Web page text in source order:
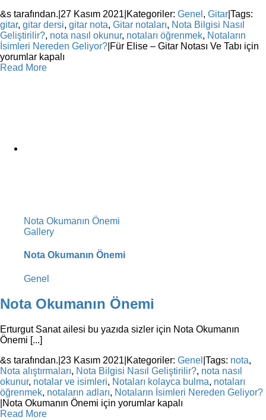
&s tarafından. 27 Kasım 2021 Kategoriler: Genel , Gitar Tags:
gitar, gitar dersi, gitar nota, Gitar notaları, Nota Bilgisi Nasıl
Geliştirilir?, nota nasıl okunur, notaları öğrenmek, Notaların
İsimleri Nereden Geliyor? Für Elise – Gitar Notası Ve Tabı için
yorumlar kapalı
Read More
Nota Okumanın Önemi
Gallery
Nota Okumanın Önemi
Genel
Nota Okumanın Önemi
Erturgut Sanat ailesi bu yazıda sizler için Nota Okumanın
Önemi [...]
&s tarafından. 23 Kasım 2021 Kategoriler: Genel Tags: nota,
Nota alıştırmaları, Nota Bilgisi Nasıl Geliştirilir?, nota nasıl
okunur, notalar ve isimleri, Notaları kolayca bulma, notaları
öğrenmek, notaların adları, Notaların İsimleri Nereden Geliyor?
Nota Okumanın Önemi için yorumlar kapalı
Read More